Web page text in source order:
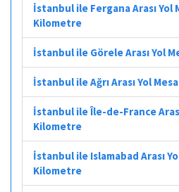
İstanbul ile Fergana Arası Yol
Kilometre
İstanbul ile Görele Arası Yol
İstanbul ile Ağrı Arası Yol
İstanbul ile Île-de-France
Kilometre
İstanbul ile Islamabad Arası
Kilometre